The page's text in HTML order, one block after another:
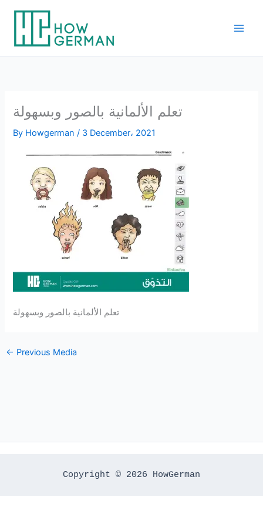
content
تعلم الألمانية بالصور وبسهولة
By Howgerman/ 3 December، 2021
تعلم الألمانية بالصور وبسهولة
← Previous Media
Copyright © 2026 HowGerman